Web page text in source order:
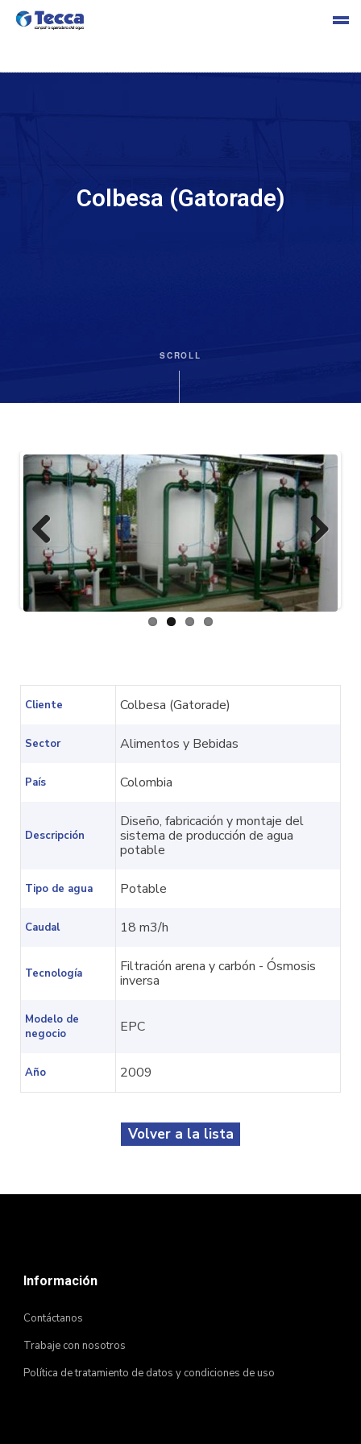
Colbesa (Gatorade)
SCROLL
Previ
ous
Next
Cliente Colbesa (Gatorade)
Sector Alimentos y Bebidas
País Colombia
Descripción
Diseño, fabricación y montaje del
sistema de producción de agua
potable
Tipo de agua Potable
Caudal 18 m3/h
Tecnología
Filtración arena y carbón - Ósmosis
inversa
Modelo de
negocio
EPC
Año 2009
Volver a la lista
Información
Contáctanos
Trabaje con nosotros
Política de tratamiento de datos y condiciones de uso